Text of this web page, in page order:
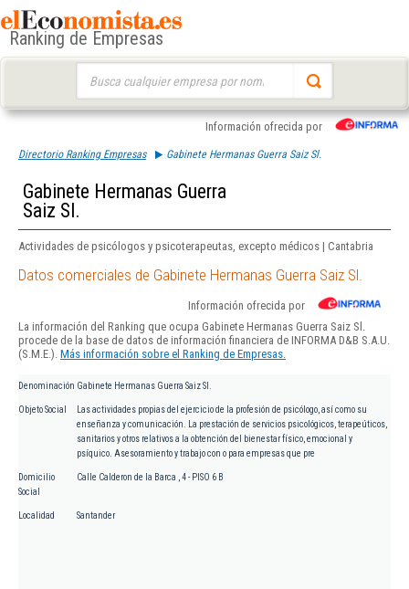
Ranking de Empresas
Información ofrecida por
Directorio Ranking Empresas Gabinete Hermanas Guerra Saiz Sl.
Gabinete Hermanas Guerra
Saiz Sl.
Actividades de psicólogos y psicoterapeutas, excepto médicos | Cantabria
Datos comerciales de Gabinete Hermanas Guerra Saiz Sl.
Información ofrecida por
La información del Ranking que ocupa Gabinete Hermanas Guerra Saiz Sl.
procede de la base de datos de información financiera de INFORMA D&B S.A.U.
(S.M.E.). Más información sobre el Ranking de Empresas.
Denominación Gabinete Hermanas Guerra Saiz Sl.
Objeto Social
Las actividades propias del ejercicio de la profesión de psicólogo, así como su
enseñanza y comunicación. La prestación de servicios psicológicos, terapeúticos,
sanitarios y otros relativos a la obtención del bienestar físico, emocional y
psíquico. Asesoramiento y trabajo con o para empresas que pre
Domicilio
Social
Calle Calderon de la Barca , 4 - PISO 6 B
Localidad Santander